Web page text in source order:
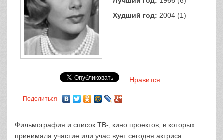
Худший год: 2004 (1)
Нравится
Поделиться
Фильмография и список ТВ-, кино проектов, в которых
принимала участие или участвует сегодня актриса